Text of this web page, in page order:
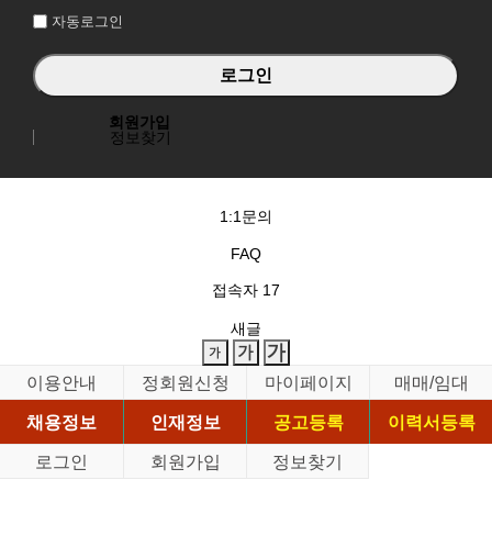
자동로그인
회원가입
정보찾기
1:1문의
FAQ
접속자 17
새글
이용안내 정회원신청 마이페이지
매매/임대
채용정보
인재정보 공고등록
이력서등록
로그인
회원가입 정보찾기